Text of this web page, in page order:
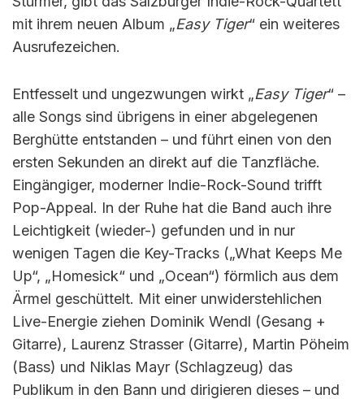
mit ihrem neuen Album „Easy Tiger“ ein weiteres
Ausrufezeichen.
Entfesselt und ungezwungen wirkt „Easy Tiger“ –
alle Songs sind übrigens in einer abgelegenen
Berghütte entstanden – und führt einen von den
ersten Sekunden an direkt auf die Tanzfläche.
Eingängiger, moderner Indie-Rock-Sound trifft
Pop-Appeal. In der Ruhe hat die Band auch ihre
Leichtigkeit (wieder-) gefunden und in nur
wenigen Tagen die Key-Tracks („What Keeps Me
Up“, „Homesick“ und „Ocean“) förmlich aus dem
Ärmel geschüttelt. Mit einer unwiderstehlichen
Live-Energie ziehen Dominik Wendl (Gesang +
Gitarre), Laurenz Strasser (Gitarre), Martin Pöheim
(Bass) und Niklas Mayr (Schlagzeug) das
Publikum in den Bann und dirigieren dieses – und